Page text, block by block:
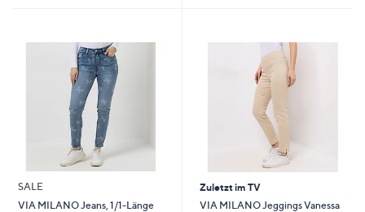
SALE
VIA MILANO Jeans, 1/1-Länge
Zuletzt im TV
VIA MILANO Jeggings Vanessa